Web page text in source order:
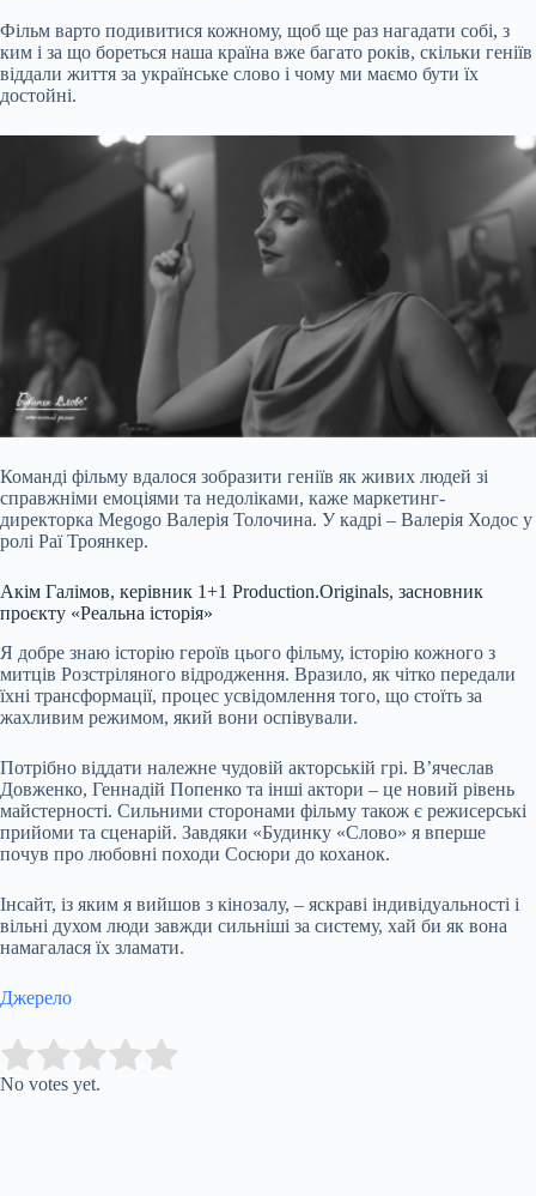
Фільм варто подивитися кожному, щоб ще раз нагадати собі, з
ким і за що бореться наша країна вже багато років, скільки геніїв
віддали життя за українське слово і чому ми маємо бути їх
достойні.
Команді фільму вдалося зобразити геніїв як живих людей зі
справжніми емоціями та недоліками, каже маркетинг-
директорка Megogo Валерія Толочина. У кадрі – Валерія Ходос у
ролі Раї Троянкер.
Акім Галімов, керівник 1+1 Production.Originals, засновник
проєкту «Реальна історія»
Я добре знаю історію героїв цього фільму, історію кожного з
митців Розстріляного відродження. Вразило, як чітко передали
їхні трансформації, процес усвідомлення того, що стоїть за
жахливим режимом, який вони оспівували.
Потрібно віддати належне чудовій акторській грі. Вʼячеслав
Довженко, Геннадій Попенко та інші актори – це новий рівень
майстерності. Сильними сторонами фільму також є режисерські
прийоми та сценарій. Завдяки «Будинку «Слово» я вперше
почув про любовні походи Сосюри до коханок.
Інсайт, із яким я вийшов з кінозалу, – яскраві індивідуальності і
вільні духом люди завжди сильніші за систему, хай би як вона
намагалася їх зламати.
Джерело
Rate this item:
No votes yet.